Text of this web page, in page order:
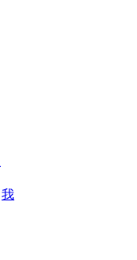
我